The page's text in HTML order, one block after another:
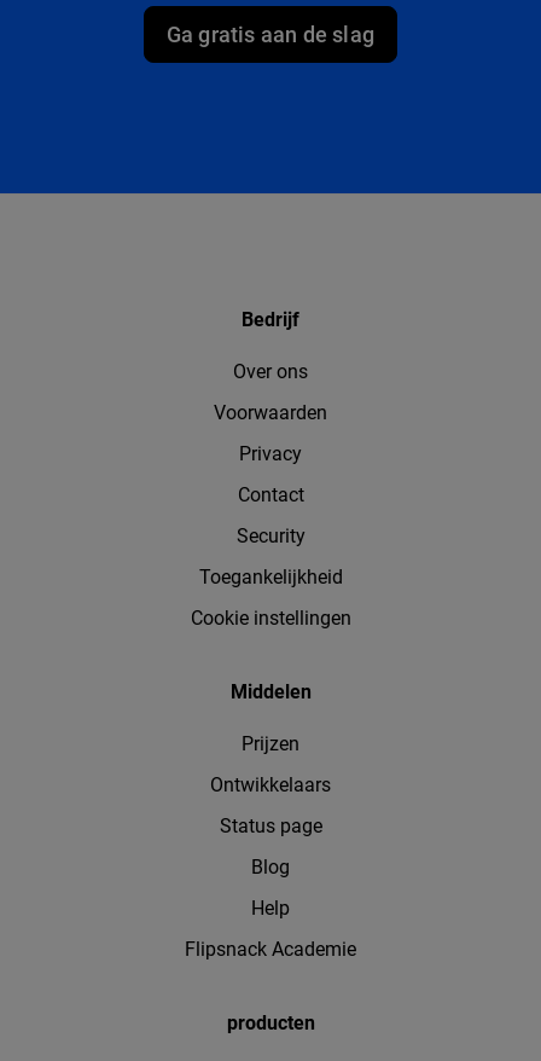
Ga gratis aan de slag
Bedrijf
Over ons
Voorwaarden
Privacy
Contact
Security
Toegankelijkheid
Cookie instellingen
Middelen
Prijzen
Ontwikkelaars
Status page
Blog
Help
Flipsnack Academie
producten